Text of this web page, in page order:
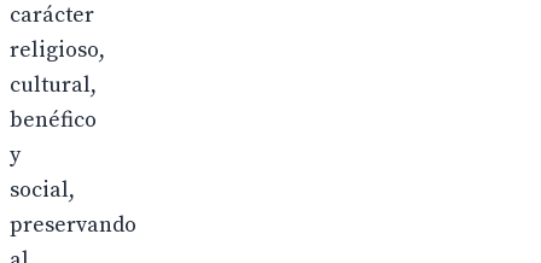
carácter
religioso,
cultural,
benéfico
y
social,
preservando